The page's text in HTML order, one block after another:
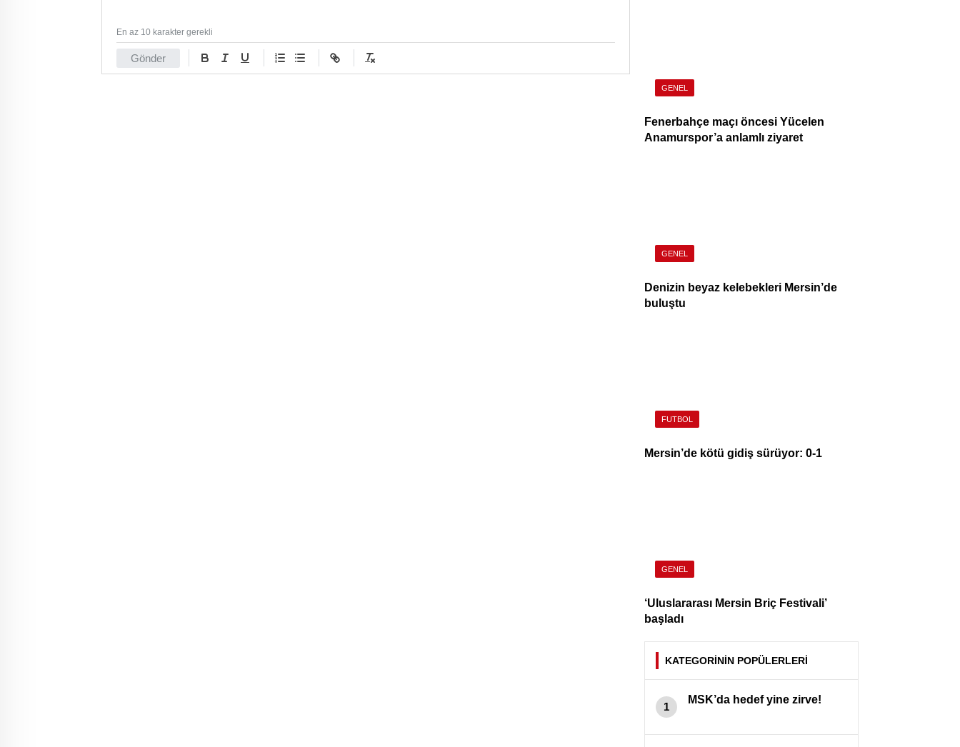
Gönder
En az 10 karakter gerekli
GENEL
Fenerbahçe maçı öncesi Yücelen
Anamurspor’a anlamlı ziyaret
GENEL
Denizin beyaz kelebekleri Mersin’de
buluştu
FUTBOL
Mersin’de kötü gidiş sürüyor: 0-1
GENEL
‘Uluslararası Mersin Briç Festivali’
başladı
KATEGORİNİN POPÜLERLERİ
1
MSK’da hedef yine zirve!